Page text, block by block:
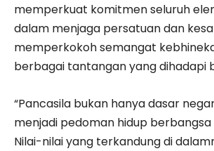
memperkuat komitmen seluruh
dalam menjaga persatuan dan
memperkokoh semangat
berbagai tantangan yang dihadapi
“Pancasila bukan hanya dasar
menjadi pedoman hidup
Nilai-nilai yang terkandung di